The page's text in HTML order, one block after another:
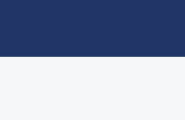
المحتوى